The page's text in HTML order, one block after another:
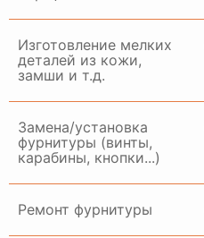
Изготовление мелких
деталей из кожи,
замши и т.д.
Замена/установка
фурнитуры (винты,
карабины, кнопки...)
Ремонт фурнитуры